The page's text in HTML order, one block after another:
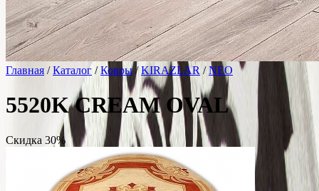
Главная /Каталог /Ковры/KIRAZLAR/NEO
5520K CREAM OVAL
Скидка 30%